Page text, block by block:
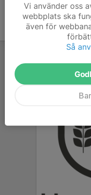
Vi använder oss
webbplats ska
även för
Så